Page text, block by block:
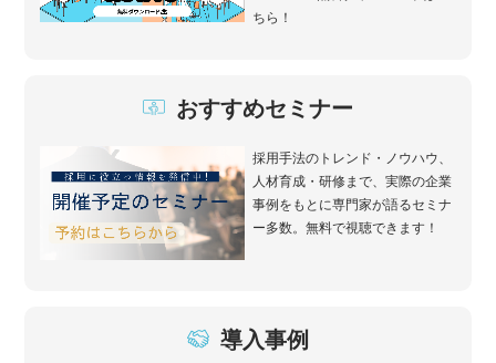
ちら！
おすすめセミナー
採用手法のトレンド・ノウハウ、
人材育成・研修まで、実際の企業
事例をもとに専門家が語るセミナ
ー多数。無料で視聴できます！
導入事例